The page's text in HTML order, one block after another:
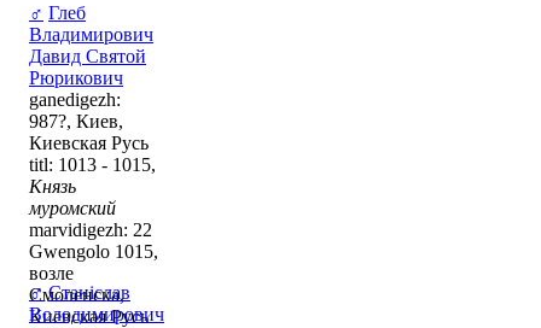
♂ Глеб
Владимирович
Давид Святой
Рюрикович
ganedigezh:
987?, Киев,
Киевская Русь
titl: 1013 - 1015,
Князь
муромский
marvidigezh: 22
Gwengolo 1015,
возле
Смоленска,
Киевская Русь
♂ Станіслав
Володимирович